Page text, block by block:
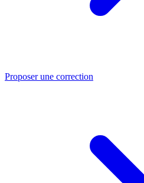
Proposer une correction